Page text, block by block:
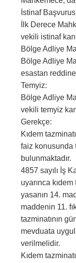
İstinaf
İlk Derece
vekili istinaf
Bölge Adliye
Bölge Adliye
esastan
Temyiz:
Bölge Adliye
vekili temyiz
Gerekçe:
Kıdem
faiz konusunda
bulunmaktadır.
4857 sayılı İş
uyarınca
yasanın 14.
maddenin 11.
tazminatının
mevduata
verilmelidir.
Kıdem